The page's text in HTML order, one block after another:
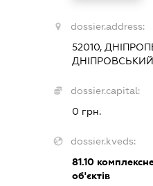
dossier.address:
52010,
dossier.capital:
0 грн.
dossier.kveds:
81.10
об'єктів